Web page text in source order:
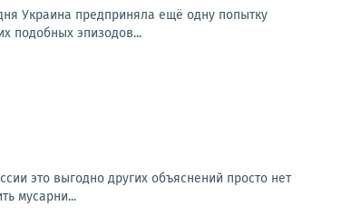
Украина предприняла ещё одну попытку
подобных эпизодов...
это выгодно других объяснений просто нет
мусарни...